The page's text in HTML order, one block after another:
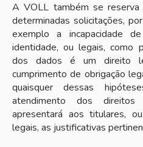
A VOLL também se
determinadas solicitações,
exemplo a incapacidade
identidade, ou legais, como
dos dados é um direito
cumprimento de obrigação
quaisquer dessas
atendimento dos
apresentará aos titulares,
legais, as justificativas